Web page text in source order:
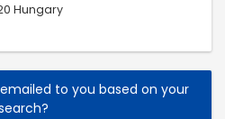
Hungary
to you based on your